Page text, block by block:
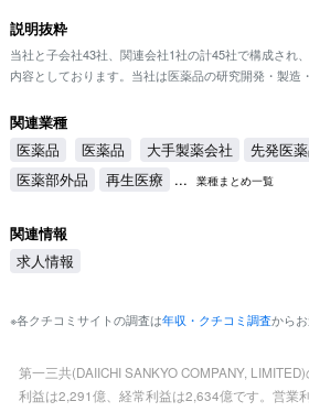
説明抜粋
当社と子会社43社、関連会社1社の計45社で構成され
内容としております。当社は医薬品の研究開発・製造
関連業種
医薬品
医薬品 大手製薬会社 先発医
医薬部外品
再生医療 ... 業種まとめ一覧
関連情報
求人情報
※各クチコミサイトの調査は年収・クチコミ調査からお
第一三共(DAIICHI SANKYO COMPANY,
利益は2,291億、経常利益は2,634億です。営業